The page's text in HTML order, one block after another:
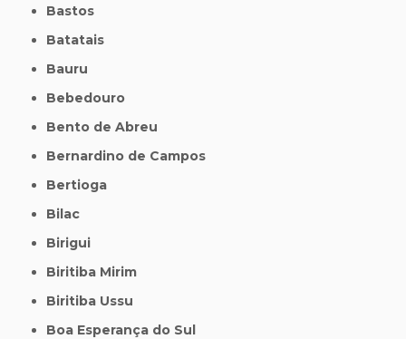
Bastos
Batatais
Bauru
Bebedouro
Bento de Abreu
Bernardino de Campos
Bertioga
Bilac
Birigui
Biritiba Mirim
Biritiba Ussu
Boa Esperança do Sul